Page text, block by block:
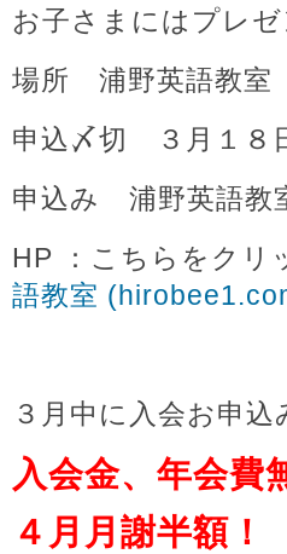
お子さまにはプレ
場所 浦野英語教室
申込〆切 ３月１８
申込み 浦野英語教
HP ：こちらをク
語教室
３月中に入会お申
入会金、年会費
４月月謝半額！